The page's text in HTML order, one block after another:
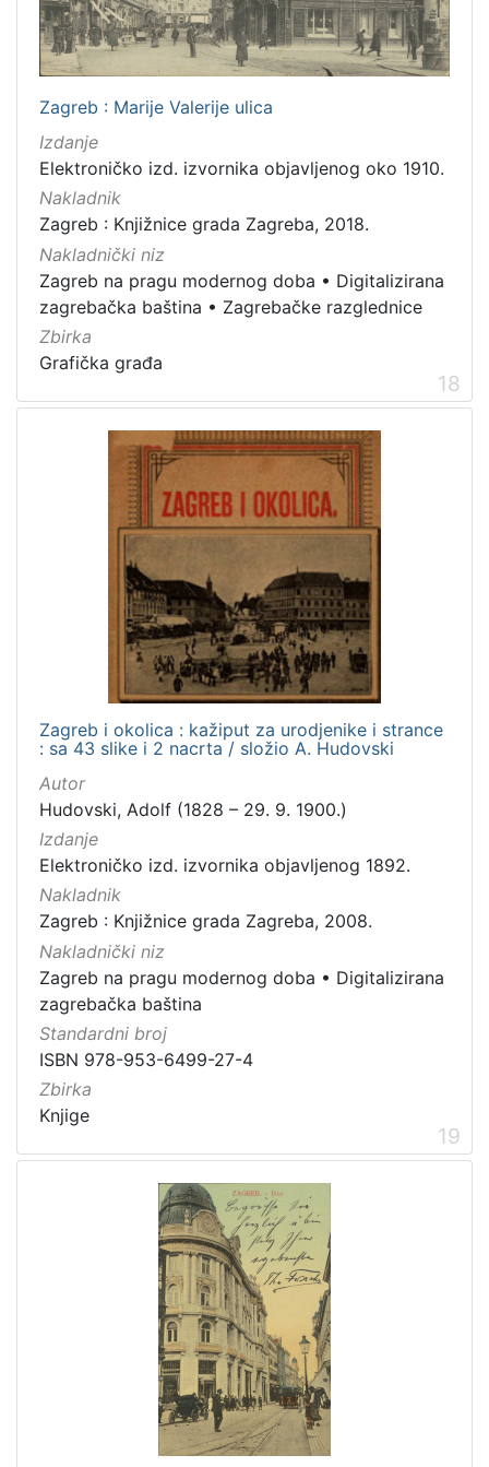
Zagreb : Marije Valerije ulica
Izdanje
Elektroničko izd. izvornika objavljenog oko 1910.
Nakladnik
Zagreb : Knjižnice grada Zagreba, 2018.
Nakladnički niz
Zagreb na pragu modernog doba • Digitalizirana
zagrebačka baština • Zagrebačke razglednice
Zbirka
Grafička građa
18
Zagreb i okolica : kažiput za urodjenike i strance
: sa 43 slike i 2 nacrta / složio A. Hudovski
Autor
Hudovski, Adolf (1828 – 29. 9. 1900.)
Izdanje
Elektroničko izd. izvornika objavljenog 1892.
Nakladnik
Zagreb : Knjižnice grada Zagreba, 2008.
Nakladnički niz
Zagreb na pragu modernog doba • Digitalizirana
zagrebačka baština
Standardni broj
ISBN 978-953-6499-27-4
Zbirka
Knjige
19